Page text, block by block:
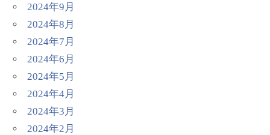
2024年9月
2024年8月
2024年7月
2024年6月
2024年5月
2024年4月
2024年3月
2024年2月